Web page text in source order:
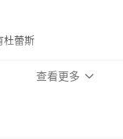
杜蕾斯
查看更多